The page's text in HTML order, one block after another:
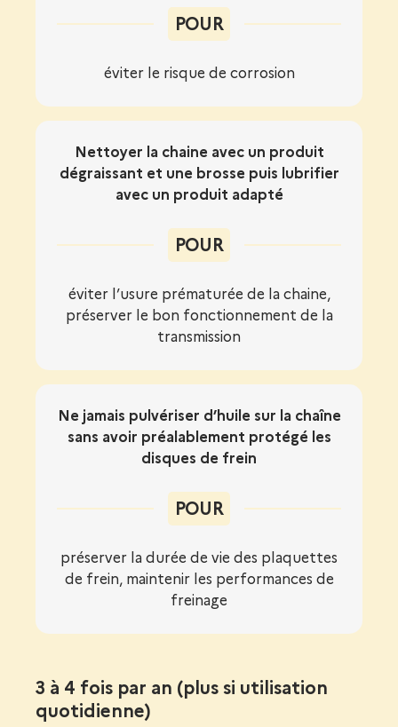
POUR
éviter le risque de corrosion
Nettoyer la chaine avec un produit
dégraissant et une brosse puis lubrifier
avec un produit adapté
POUR
éviter l’usure prématurée de la chaine,
préserver le bon fonctionnement de la
transmission
Ne jamais pulvériser d’huile sur la chaîne
sans avoir préalablement protégé les
disques de frein
POUR
préserver la durée de vie des plaquettes
de frein, maintenir les performances de
freinage
3 à 4 fois par an (plus si utilisation
quotidienne)